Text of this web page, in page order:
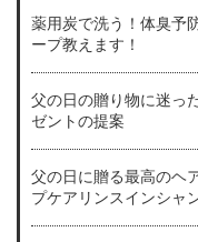
薬用炭で洗う！体臭予
ープ教えます！
父の日の贈り物に迷っ
ゼントの提案
父の日に贈る最高のヘ
プケアリンスインシャ